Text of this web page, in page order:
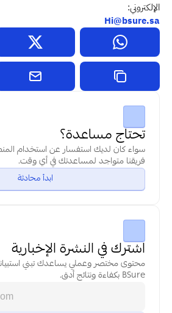
تحتاج مساعدة؟
فريقنا متواجد لمساعدتك في أي وقت.
ابدأ محادثة
اشترك في النشرة الإخبارية
BSure بكفاءة ونتائج أدق.
الإلكتروني:
Hi@bsure.sa